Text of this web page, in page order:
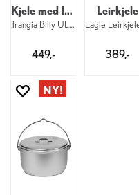
Kjele med lokk
Trangia Billy UL 2,5 liter
449,-
Leirkjele
389,-